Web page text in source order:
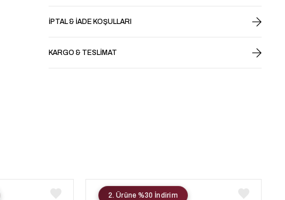
İPTAL & İADE KOŞULLARI
KARGO & TESLIMAT
2. Ürüne %30 İndirim